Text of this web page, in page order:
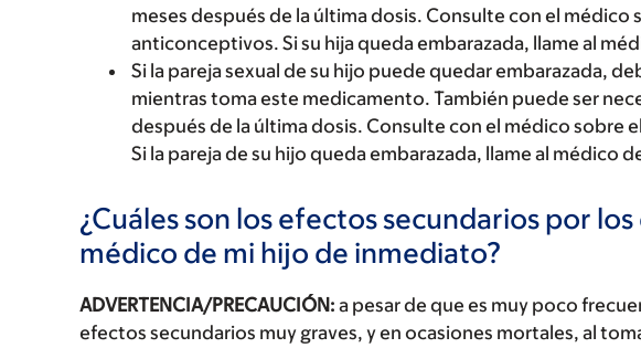
meses después de la última dosis. Consulte con el médico
anticonceptivos. Si su hija queda embarazada, llame al
Si la pareja sexual de su hijo puede quedar embarazada,
mientras toma este medicamento. También puede ser
después de la última dosis. Consulte con el médico sobre
Si la pareja de su hijo queda embarazada, llame al médico
¿Cuáles son los efectos secundarios por
médico de mi hijo de inmediato?
ADVERTENCIA/PRECAUCIÓN: a pesar de que es muy poco
efectos secundarios muy graves, y en ocasiones mortales, al